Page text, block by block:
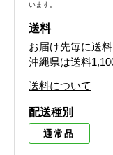
います。
送料
お届け先毎に送料
沖縄県は送料
送料について
配送種別
通常品